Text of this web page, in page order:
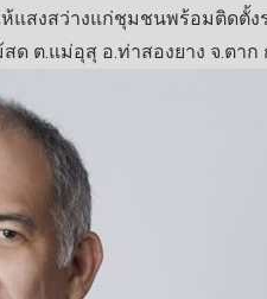
แสงสว่างแก่ชุมชนพร้อมติดตั้
ต.แม่อุสุ อ.ท่าสองยาง จ.ตา